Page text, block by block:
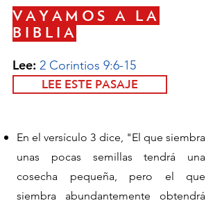
VAYAMOS A LA
BIBLIA
Lee: 2 Corintios 9:6-15
LEE ESTE PASAJE
En el versículo 3 dice, "El que siembra
unas pocas semillas tendrá una
cosecha pequeña, pero el que
siembra abundantemente obtendrá